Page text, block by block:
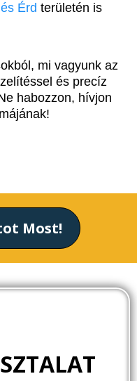
Érd területén is
mi vagyunk az
és precíz
habozzon, hívjon
Most!